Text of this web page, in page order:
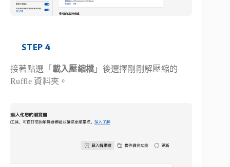
STEP 4
接著點選「 載入壓縮檔 」後選擇剛剛解壓縮的
Ruffle 資料夾。